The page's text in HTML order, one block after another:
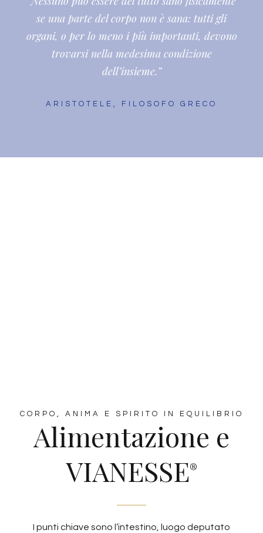
se una parte del corpo non è sana: tutti gli
organi, o per lo meno i più importanti, devono
trovarsi nella medesima condizione
dell’insieme.”
ARISTOTELE, FILOSOFO GRECO
CORPO, ANIMA E SPIRITO IN EQUILIBRIO
Alimentazione e
VIANESSE®
I punti chiave sono l’intestino, luogo deputato